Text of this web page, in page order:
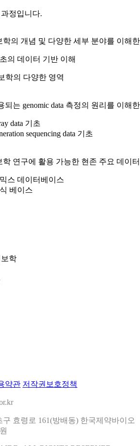
정입니다.
학의 개념 및 다양한 세부 분야를 이해
의 데이터 기반 이해
학의 다양한 영역
되는 genomic data 측정의 원리를 이해
data 기초
sequencing data 기초
학 연구에 활용 가능한 현존 주요 데이
스 데이터베이스
베이스
학
약관 저작권보호정책
구 효령로 161(방배동) 한국제약바이오